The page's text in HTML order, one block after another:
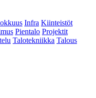
Infra Kiinteistöt
Pientalo Projektit
Talotekniikka Talous